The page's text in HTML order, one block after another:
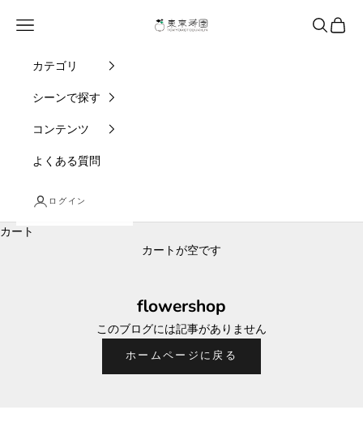
東京寿園
メニュー 検索カート
カテゴリ
シーンで探す
コンテンツ
よくある質問
ログイン
カート
カートが空です
flowershop
このブログには記事がありません
ホームページに戻る